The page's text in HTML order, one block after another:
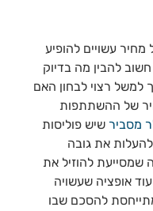
מחיר עשויים להופיע
להבין מה בדיוק
למשל רצוי לבחון האם
של ההשתתפות
מסביר שיש פוליסות
את גובה
להוזיל את
אופציה שעשויה
להסכם שבו